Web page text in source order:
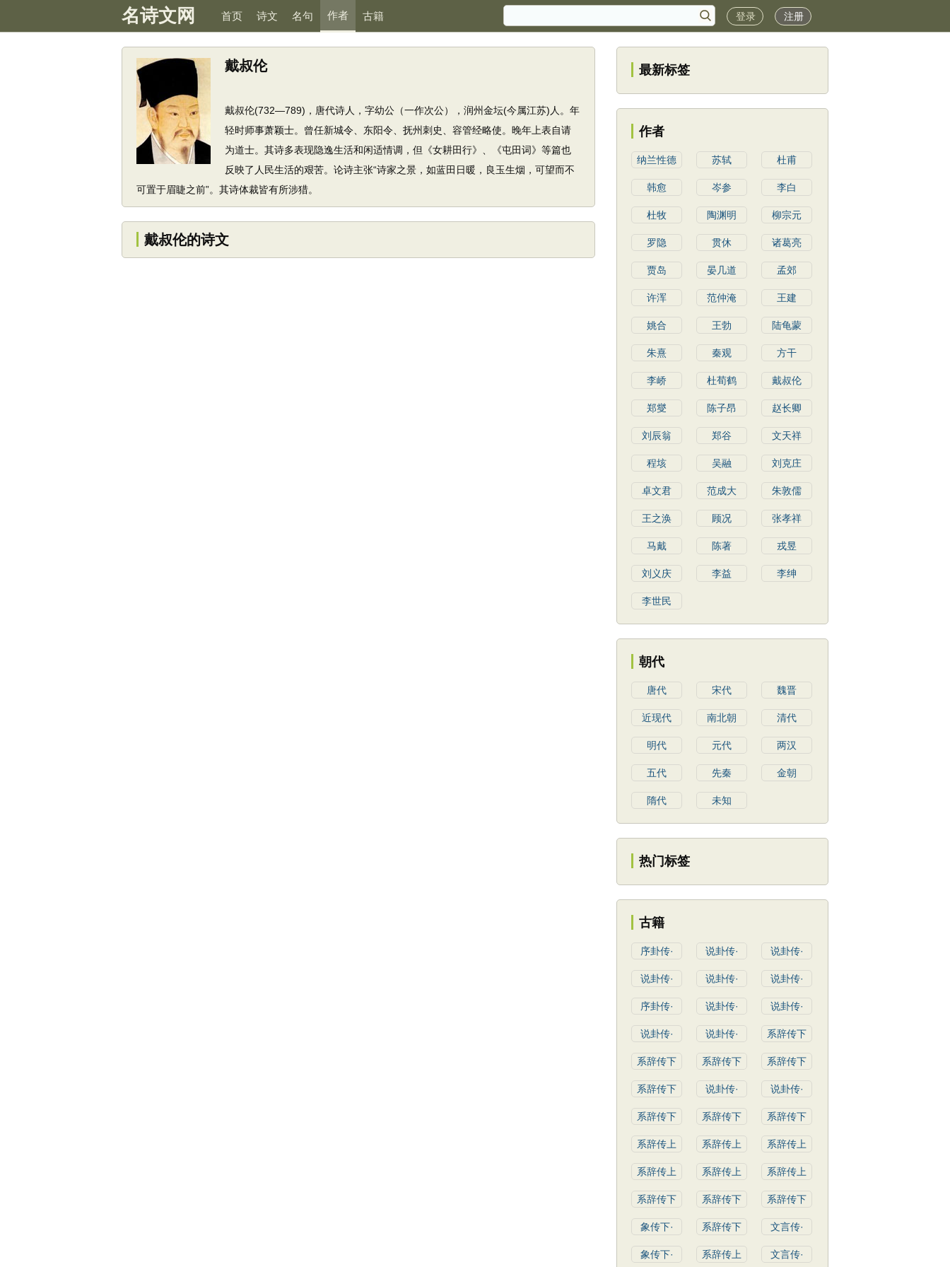
名诗文网 首页 诗文 名句 作者 古籍 登录 注册
戴叔伦
戴叔伦(732—789)，唐代诗人，字幼公（一作次公），润州金坛(今属江苏)人。年
轻时师事萧颖士。曾任新城令、东阳令、抚州刺史、容管经略使。晚年上表自请
为道士。其诗多表现隐逸生活和闲适情调，但《女耕田行》、《屯田词》等篇也
反映了人民生活的艰苦。论诗主张“诗家之景，如蓝田日暖，良玉生烟，可望而不
可置于眉睫之前”。其诗体裁皆有所涉猎。
戴叔伦的诗文
最新标签
作者
纳兰性德 苏轼 杜甫
韩愈 岑参 李白
杜牧 陶渊明 柳宗元
罗隐 贯休 诸葛亮
贾岛 晏几道 孟郊
许浑 范仲淹 王建
姚合 王勃 陆龟蒙
朱熹 秦观 方干
李峤 杜荀鹤 戴叔伦
郑燮 陈子昂 赵长卿
刘辰翁 郑谷 文天祥
程垓 吴融 刘克庄
卓文君 范成大 朱敦儒
王之涣 顾况 张孝祥
马戴 陈著 戎昱
刘义庆 李益 李绅
李世民
朝代
唐代 宋代 魏晋
近现代 南北朝 清代
明代 元代 两汉
五代 先秦 金朝
隋代 未知
热门标签
古籍
序卦传· 说卦传· 说卦传·
说卦传· 说卦传· 说卦传·
序卦传· 说卦传· 说卦传·
说卦传· 说卦传· 系辞传下
系辞传下 系辞传下 系辞传下
系辞传下 说卦传· 说卦传·
系辞传下 系辞传下 系辞传下
系辞传上 系辞传上 系辞传上
系辞传上 系辞传上 系辞传上
系辞传下 系辞传下 系辞传下
象传下· 系辞传下 文言传·
象传下· 系辞传上 文言传·